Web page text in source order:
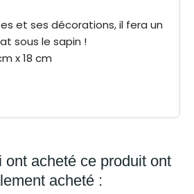
et ses décorations, il fera un
sous le sapin !
x 18 cm
ont acheté ce produit ont
acheté :